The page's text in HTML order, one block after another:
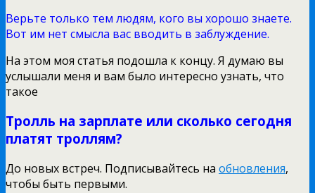
Верьте только тем людям, кого вы хорошо знаете.
Вот им нет смысла вас вводить в заблуждение.
На этом моя статья подошла к концу. Я думаю вы
услышали меня и вам было интересно узнать, что
такое
Тролль на зарплате или сколько сегодня
платят троллям?
До новых встреч. Подписывайтесь на обновления,
чтобы быть первыми.